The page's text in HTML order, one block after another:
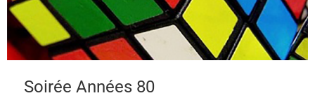
Soirée Années 80